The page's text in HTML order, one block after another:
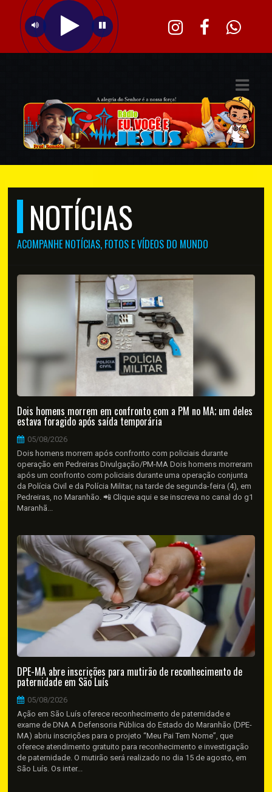
NOTÍCIAS
ACOMPANHE NOTÍCIAS, FOTOS E VÍDEOS DO MUNDO
Dois homens morrem em confronto com a PM no MA; um deles
estava foragido após saída temporária
05/08/2026
Dois homens morrem após confronto com policiais durante
operação em Pedreiras Divulgação/PM-MA Dois homens morreram
após um confronto com policiais durante uma operação conjunta
da Polícia Civil e da Polícia Militar, na tarde de segunda-feira (4), em
Pedreiras, no Maranhão. 📲 Clique aqui e se inscreva no canal do g1
Maranhã...
DPE-MA abre inscrições para mutirão de reconhecimento de
paternidade em São Luís
05/08/2026
Ação em São Luís oferece reconhecimento de paternidade e
exame de DNA A Defensoria Pública do Estado do Maranhão (DPE-
MA) abriu inscrições para o projeto “Meu Pai Tem Nome”, que
oferece atendimento gratuito para reconhecimento e investigação
de paternidade. O mutirão será realizado no dia 15 de agosto, em
São Luís. Os inter...